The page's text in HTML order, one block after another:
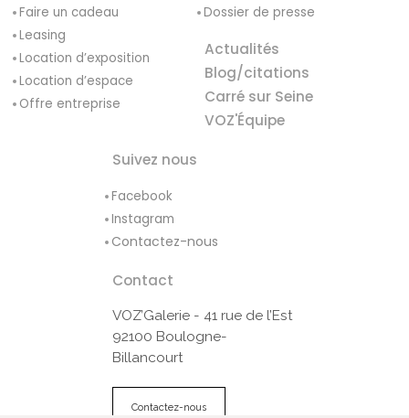
Faire un cadeau
Leasing
Location d’exposition
Location d’espace
Offre entreprise
Dossier de presse
Actualités
Blog/citations
Carré sur Seine
VOZ'Équipe
Suivez nous
Facebook
Instagram
Contactez-nous
Contact
VOZ’Galerie - 41 rue de l’Est
92100 Boulogne-
Billancourt
Contactez-nous